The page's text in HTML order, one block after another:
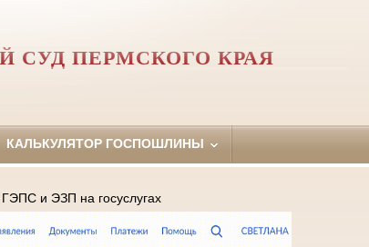
СУД ПЕРМСКОГО КРАЯ
КАЛЬКУЛЯТОР ГОСПОШЛИНЫ
ГЭПС и ЭЗП на госуслугах